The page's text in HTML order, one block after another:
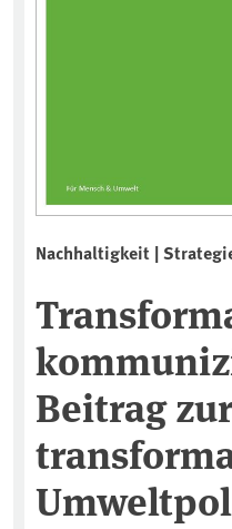
Nachhaltigkeit |
Beitrag